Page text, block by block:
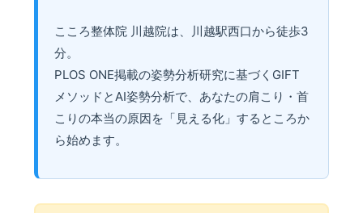
こころ整体院 川越院は、川越駅西口から徒歩3
分。
PLOS ONE掲載の姿勢分析研究に基づくGIFT
メソッドとAI姿勢分析で、あなたの肩こり・首
こりの本当の原因を「見える化」するところか
ら始めます。